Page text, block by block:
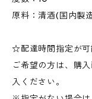
原料：清酒(国内製
☆配達時間指定が
ご希望の方は、購
入ください。